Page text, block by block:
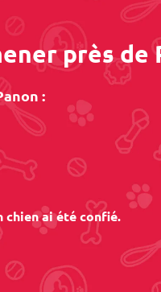
près de
:
chien ai été confié.